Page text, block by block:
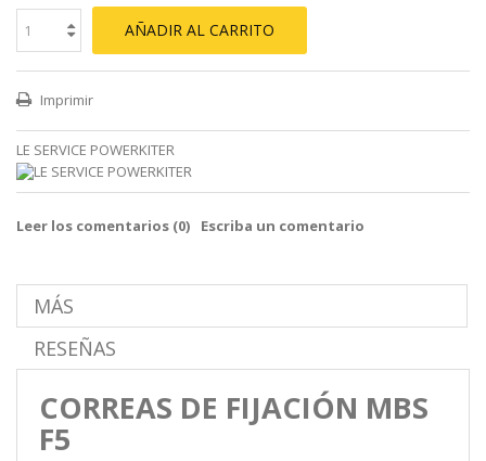
AÑADIR AL CARRITO
Imprimir
LE SERVICE POWERKITER
Leer los comentarios (0) Escriba un comentario
MÁS
RESEÑAS
CORREAS DE FIJACIÓN MBS
F5